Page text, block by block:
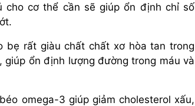
cho cơ thể cần sẽ giúp ổn định chỉ số
bẹ rất giàu chất chất xơ hòa tan trong
ổn định lượng đường trong máu và
omega-3 giúp giảm cholesterol xấu,